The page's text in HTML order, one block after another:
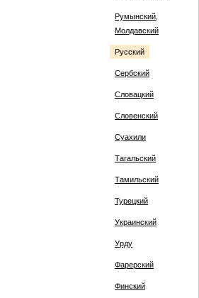
Румынский,
Молдавский
Русский
Сербский
Словацкий
Словенский
Суахили
Тагальский
Тамильский
Турецкий
Украинский
Урду
Фарерский
Финский